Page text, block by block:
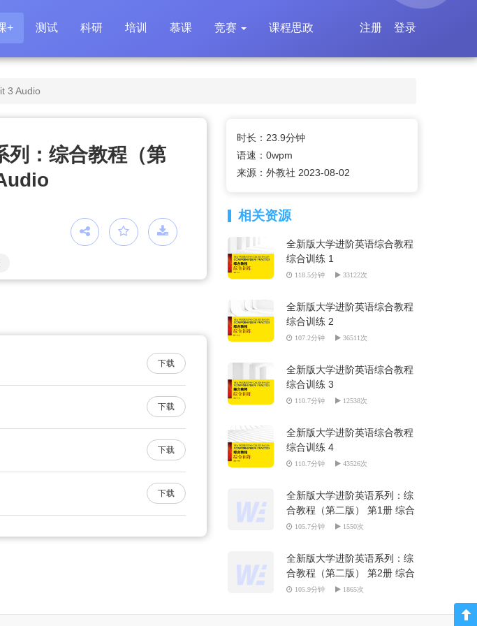
+ 测试 科研 培训 慕课 竞赛 课程思政 登录
注册
3 Audio
列：综合教程（第
下载
下载
下载
下载
时长：23.9分钟
语速：0wpm
来源：外教社 2023-08-02
相关资源
全新版大学进阶英语综合教程
综合训练 1
118.5分钟 33122次
全新版大学进阶英语综合教程
综合训练 2
107.2分钟 36511次
全新版大学进阶英语综合教程
综合训练 3
110.7分钟 12538次
全新版大学进阶英语综合教程
综合训练 4
110.7分钟 43526次
全新版大学进阶英语系列：综
合教程（第二版） 第1册 综合
训练 全册Audio
105.7分钟 1550次
全新版大学进阶英语系列：综
合教程（第二版） 第2册 综合
训练 全册Audio
105.9分钟 1865次